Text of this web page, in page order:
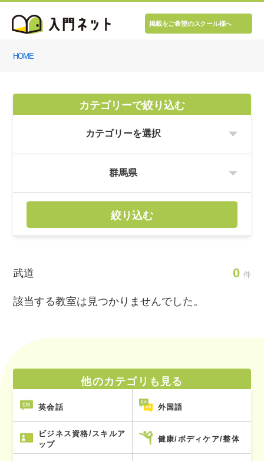
掲載をご希望のスクール様へ
HOME
カテゴリーで絞り込む
絞り込む
武道 0 件
該当する教室は見つかりませんでした。
他のカテゴリも見る
英会話 外国語
ビジネス資格/スキルア
ップ
健康/ボディケア/整体